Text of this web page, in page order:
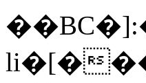
li�[�